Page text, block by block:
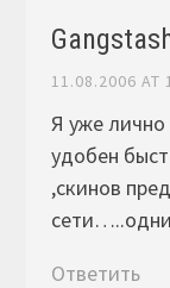
11.08.2006 AT
Я уже лично
удобен
,скинов
Ответить